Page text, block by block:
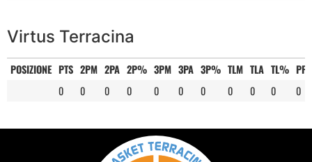
Virtus Terracina
POSIZIONE PTS 2PM 2PA 2P% 3PM 3PA 3P% TLM TLA TL% PF
0
0 0 0 0 0 0 0 0 0 0